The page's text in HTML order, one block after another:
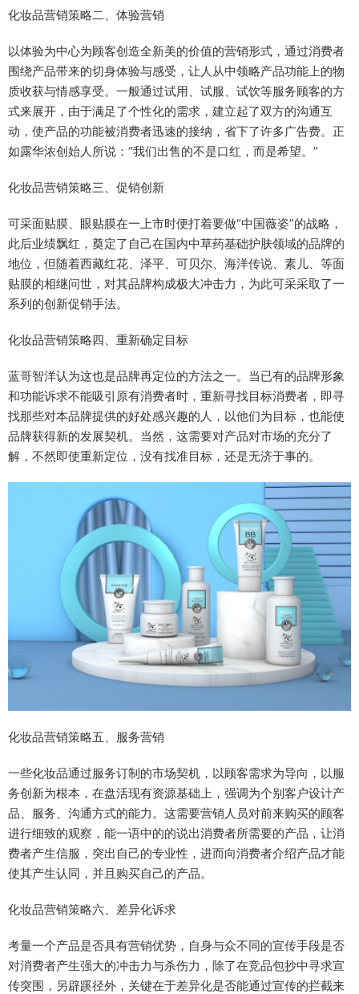
化妆品营销策略二、体验营销
以体验为中心为顾客创造全新美的价值的营销形式，通过消费者
围绕产品带来的切身体验与感受，让人从中领略产品功能上的物
质收获与情感享受。一般通过试用、试服、试饮等服务顾客的方
式来展开，由于满足了个性化的需求，建立起了双方的沟通互
动，使产品的功能被消费者迅速的接纳，省下了许多广告费。正
如露华浓创始人所说：“我们出售的不是口红，而是希望。”
化妆品营销策略三、促销创新
可采面贴膜、眼贴膜在一上市时便打着要做“中国薇姿”的战略，
此后业绩飘红，奠定了自己在国内中草药基础护肤领域的品牌的
地位，但随着西藏红花、泽平、可贝尔、海洋传说、素儿、等面
贴膜的相继问世，对其品牌构成极大冲击力，为此可采采取了一
系列的创新促销手法。
化妆品营销策略四、重新确定目标
蓝哥智洋认为这也是品牌再定位的方法之一。当已有的品牌形象
和功能诉求不能吸引原有消费者时，重新寻找目标消费者，即寻
找那些对本品牌提供的好处感兴趣的人，以他们为目标，也能使
品牌获得新的发展契机。当然，这需要对产品对市场的充分了
解，不然即使重新定位，没有找准目标，还是无济于事的。
化妆品营销策略五、服务营销
一些化妆品通过服务订制的市场契机，以顾客需求为导向，以服
务创新为根本，在盘活现有资源基础上，强调为个别客户设计产
品、服务、沟通方式的能力。这需要营销人员对前来购买的顾客
进行细致的观察，能一语中的的说出消费者所需要的产品，让消
费者产生信服，突出自己的专业性，进而向消费者介绍产品才能
使其产生认同，并且购买自己的产品。
化妆品营销策略六、差异化诉求
考量一个产品是否具有营销优势，自身与众不同的宣传手段是否
对消费者产生强大的冲击力与杀伤力，除了在竞品包抄中寻求宣
传突围，另辟蹊径外，关键在于差异化是否能通过宣传的拦截来